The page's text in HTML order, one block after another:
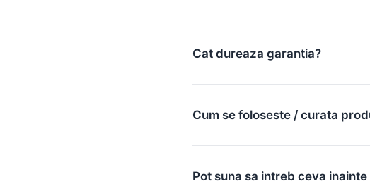
Cat dureaza garantia?
Cum se foloseste / curata
Pot suna sa intreb ceva